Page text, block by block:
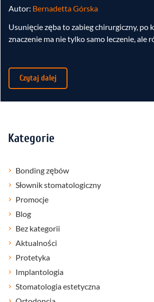
Autor: Bernadetta Górska
Usunięcie zęba to zabieg chirurgiczny, po
znaczenie ma nie tylko samo leczenie, ale
Czytaj dalej
Kategorie
Bonding zębów
Słownik stomatologiczny
Promocje
Blog
Bez kategorii
Aktualności
Protetyka
Implantologia
Stomatologia estetyczna